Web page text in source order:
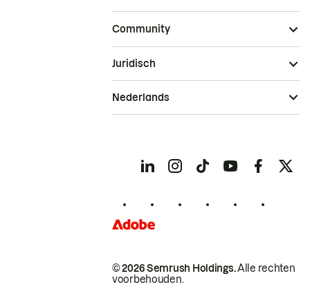
Community
© 2026 Semrush Holdings.Alle rechten
voorbehouden.
Juridisch
Nederlands